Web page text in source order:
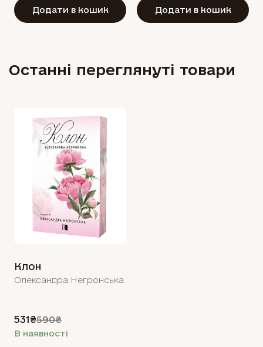
Додати в кошик Додати в кошик
Останні переглянуті товари
Клон
Олександра Негронська
531₴590₴
В наявності